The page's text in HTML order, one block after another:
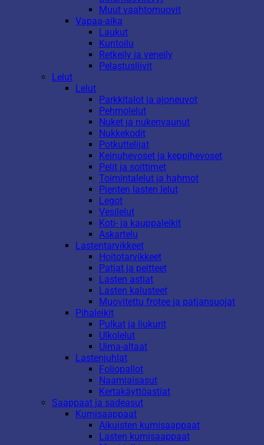
Muut vaahtomuovit
Vapaa-aika
Laukut
Kuntoilu
Retkeily ja veneily
Pelastusliivit
Lelut
Lelut
Parkkitalot ja ajoneuvot
Pehmolelut
Nuket ja nukenvaunut
Nukkekodit
Potkuttelijat
Keinuhevoset ja keppihevoset
Pelit ja soittimet
Toimintalelut ja hahmot
Pienten lasten lelut
Legot
Vesilelut
Koti- ja kauppaleikit
Askartelu
Lastentarvikkeet
Hoitotarvikkeet
Patjat ja peitteet
Lasten astiat
Lasten kalusteet
Muovitettu frotee ja patjansuojat
Pihaleikit
Pulkat ja liukurit
Ulkolelut
Uima-altaat
Lastenjuhlat
Foliopallot
Naamiaisasut
Kertakäyttöastiat
Saappaat ja sadeasut
Kumisaappaat
Aikuisten kumisaappaat
Lasten kumisaappaat